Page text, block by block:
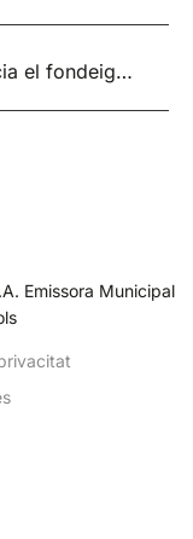
el fondeig…
Emissora Municipal